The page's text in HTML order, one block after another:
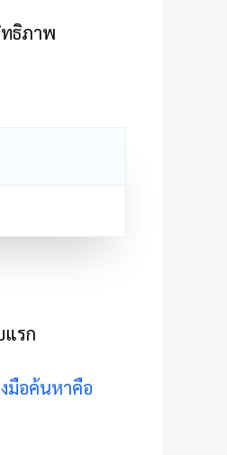
ทธิภาพ
แรก
มือค้นหาคือ